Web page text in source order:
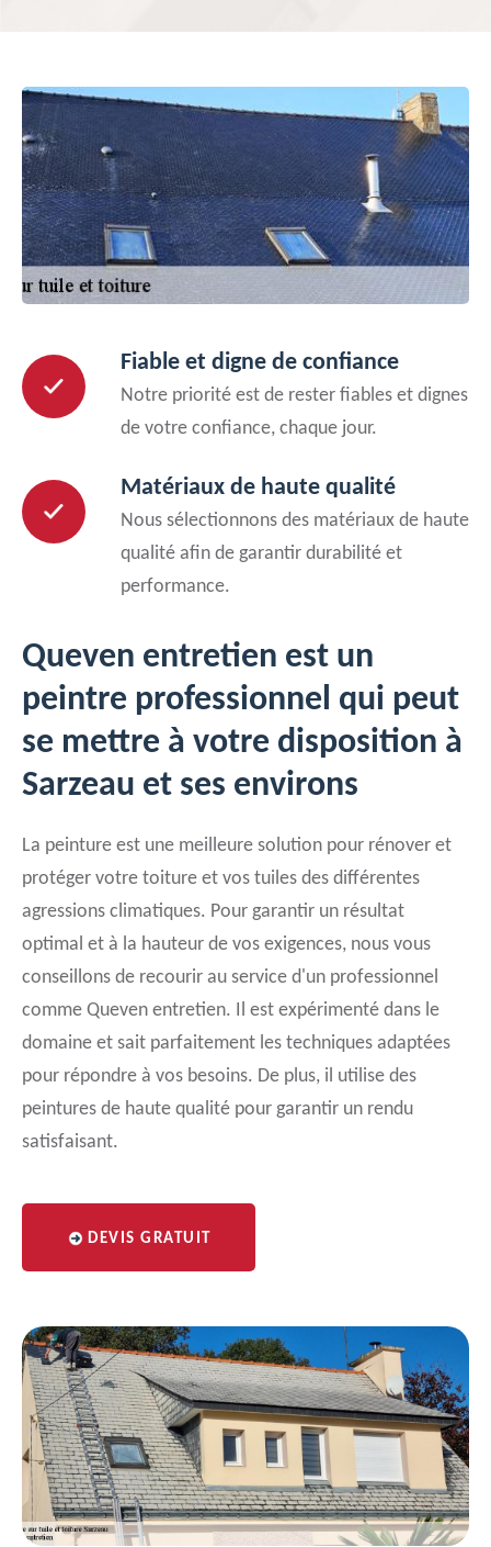
Fiable et digne de confiance
Notre priorité est de rester fiables et dignes
de votre confiance, chaque jour.
Matériaux de haute qualité
Nous sélectionnons des matériaux de haute
qualité afin de garantir durabilité et
performance.
Queven entretien est un
peintre professionnel qui peut
se mettre à votre disposition à
Sarzeau et ses environs
La peinture est une meilleure solution pour rénover et
protéger votre toiture et vos tuiles des différentes
agressions climatiques. Pour garantir un résultat
optimal et à la hauteur de vos exigences, nous vous
conseillons de recourir au service d'un professionnel
comme Queven entretien. Il est expérimenté dans le
domaine et sait parfaitement les techniques adaptées
pour répondre à vos besoins. De plus, il utilise des
peintures de haute qualité pour garantir un rendu
satisfaisant.
DEVIS GRATUIT